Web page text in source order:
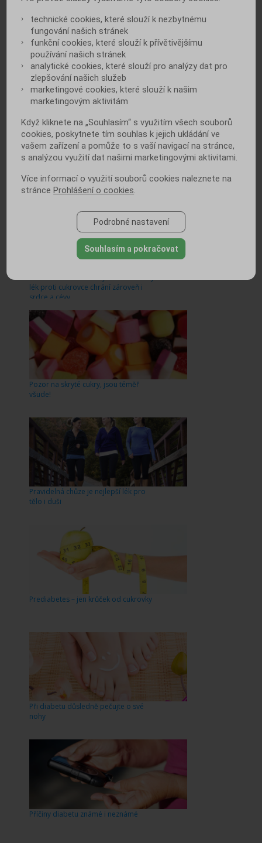
Poslední varování před cukrovkou má
jméno prediabetes
Potvrzeno unikátním výzkumem! Nový
srdce a cévy
lék proti cukrovce chrání zároveň i
srdce a cévy
Pozor na skryté cukry, jsou téměř
všude!
Pravidelná chůze je nejlepší lék pro
tělo i duši
Prediabetes – jen krůček od cukrovky
Při diabetu důsledně pečujte o své
nohy
Příčiny diabetu známé i neznámé
technické cookies, které slouží k nezbytnému
fungování našich stránek
funkční cookies, které slouží k přívětivějšímu
používání našich stránek
analytické cookies, které slouží pro analýzy dat pro
zlepšování našich služeb
marketingové cookies, které slouží k našim
marketingovým aktivitám
Když kliknete na „Souhlasím“ s využitím všech souborů
cookies, poskytnete tím souhlas k jejich ukládání ve
vašem zařízení a pomůže to s vaší navigací na stránce,
s analýzou využití dat našimi marketingovými aktivitami.
Více informací o využití souborů cookies naleznete na
stránceProhlášení o cookies
Podrobné nastavení
Souhlasím a pokračovat